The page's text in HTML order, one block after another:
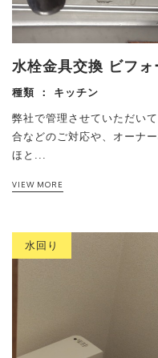
水栓金具交換 ビフ
種類 ： キッチン
弊社で管理させていただい
合などのご対応や、オーナ
ほと...
VIEW MORE
水回り